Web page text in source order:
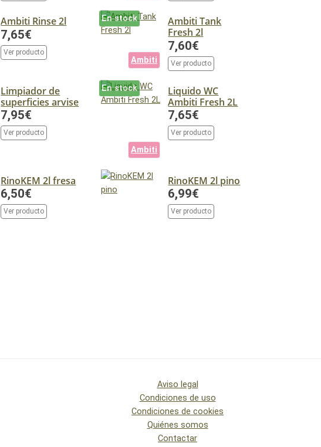
Ambiti Rinse 2l
7,65€
Ver producto
En stock
Ambiti
Ambiti Tank
Fresh 2l
7,60€
Ver producto
Limpiador de
superficies arvise
7,95€
Ver producto
En stock
Ambiti
Liquido WC
Ambiti Fresh 2L
7,65€
Ver producto
RinoKEM 2l fresa
6,50€
Ver producto
RinoKEM 2l pino
6,99€
Ver producto
Aviso legal
Condiciones de uso
Condiciones de cookies
Quiénes somos
Contactar